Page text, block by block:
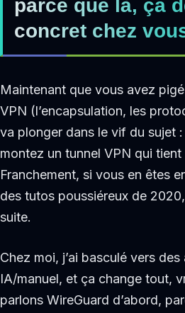
parce que là, ça
concret chez
Maintenant que vous avez
VPN (l’encapsulation, les
va plonger dans le vif du sujet
montez un tunnel VPN qui
Franchement, si vous en êtes
des tutos poussiéreux de
suite.
Chez moi, j’ai basculé vers
IA/manuel, et ça change tout,
parlons WireGuard d’abord,